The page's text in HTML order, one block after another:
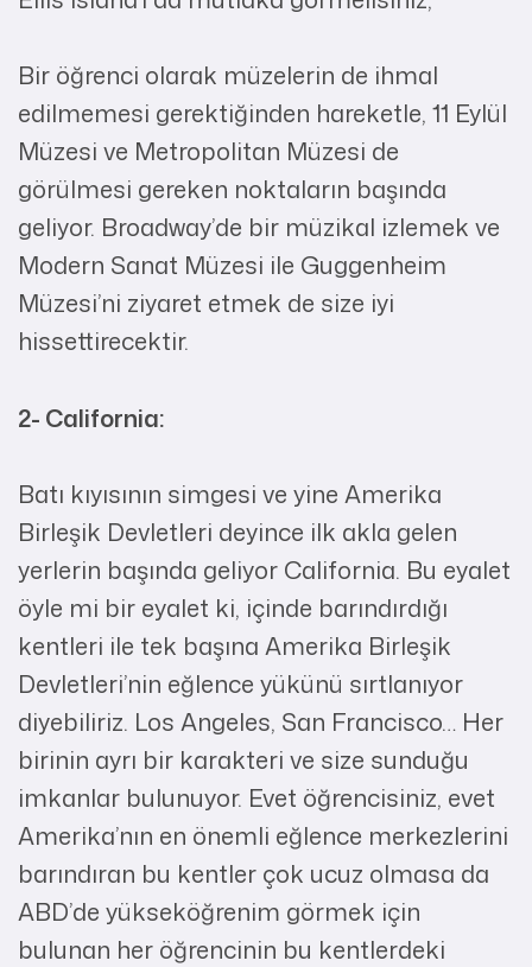
Bir öğrenci olarak müzelerin de ihmal
edilmemesi gerektiğinden hareketle, 11 Eylül
Müzesi ve Metropolitan Müzesi de
görülmesi gereken noktaların başında
geliyor. Broadway’de bir müzikal izlemek ve
Modern Sanat Müzesi ile Guggenheim
Müzesi’ni ziyaret etmek de size iyi
hissettirecektir.
2- California:
Batı kıyısının simgesi ve yine Amerika
Birleşik Devletleri deyince ilk akla gelen
yerlerin başında geliyor California. Bu eyalet
öyle mi bir eyalet ki, içinde barındırdığı
kentleri ile tek başına Amerika Birleşik
Devletleri’nin eğlence yükünü sırtlanıyor
diyebiliriz. Los Angeles, San Francisco… Her
birinin ayrı bir karakteri ve size sunduğu
imkanlar bulunuyor. Evet öğrencisiniz, evet
Amerika’nın en önemli eğlence merkezlerini
barındıran bu kentler çok ucuz olmasa da
ABD’de yükseköğrenim görmek için
bulunan her öğrencinin bu kentlerdeki